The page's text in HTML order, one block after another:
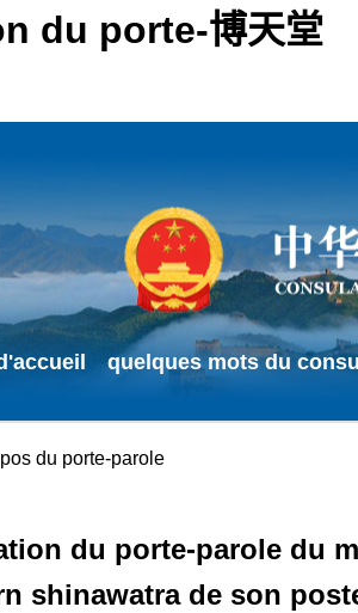
du porte-博天堂
quelques mots du
du porte-parole
du porte-parole du
shinawatra de son